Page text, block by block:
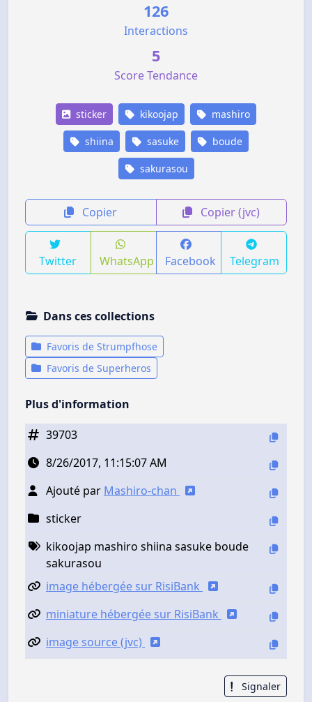
126
Interactions
5
Score Tendance
sticker kikoojap mashiro
shiina sasuke boude
sakurasou
Copier Copier (jvc)
Twitter WhatsApp Facebook Telegram
Dans ces collections
Favoris de Strumpfhose
Favoris de Superheros
Plus d'information
39703
8/26/2017, 11:15:07 AM
Ajouté par Mashiro-chan
sticker
kikoojap mashiro shiina sasuke boude
sakurasou
image hébergée sur RisiBank
miniature hébergée sur RisiBank
image source (jvc)
Signaler